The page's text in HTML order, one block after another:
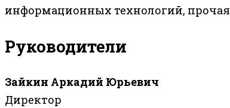
информационных технологий, прочая
Руководители
Зайкин Аркадий Юрьевич
Директор